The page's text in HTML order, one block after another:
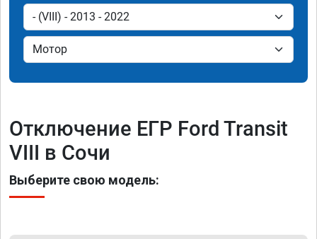
Отключение ЕГР Ford Transit
VIII в Сочи
Выберите свою модель: